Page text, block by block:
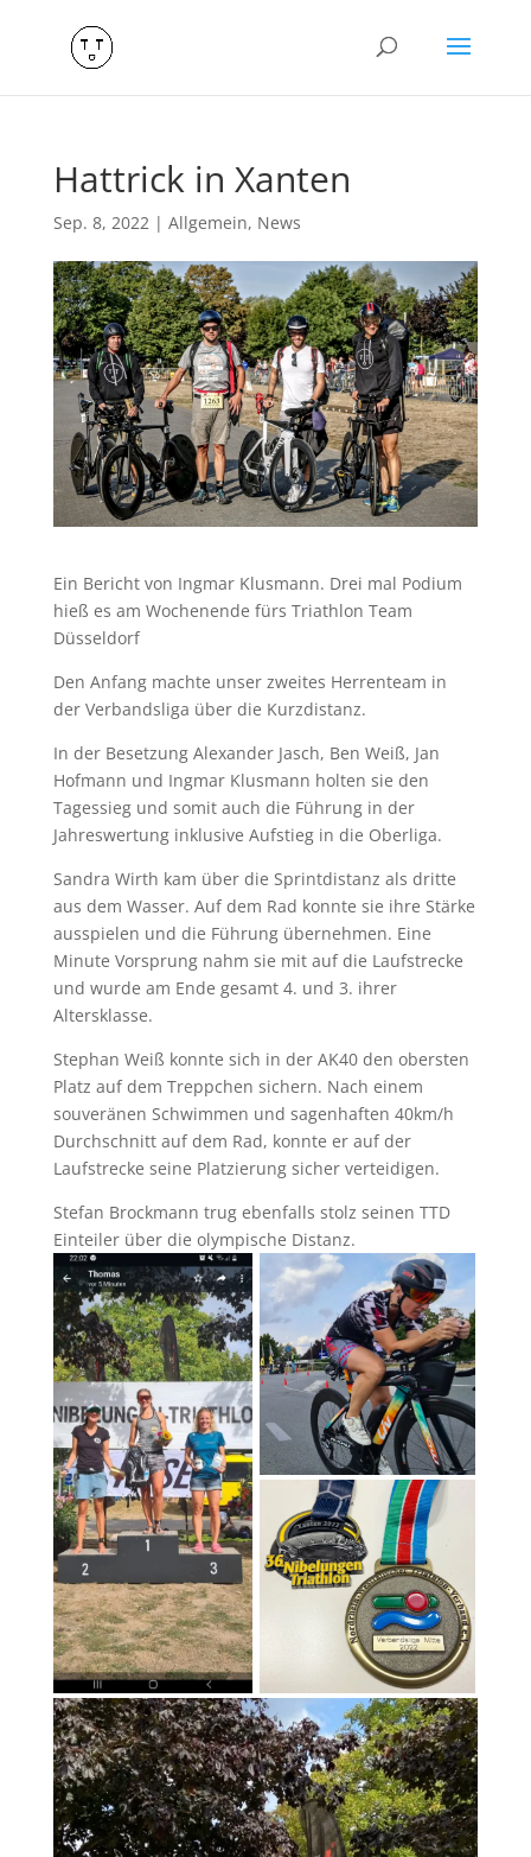
Hattrick in Xanten
Sep. 8, 2022| Allgemein, News
Ein Bericht von Ingmar Klusmann. Drei mal Podium
hieß es am Wochenende fürs Triathlon Team
Düsseldorf
Den Anfang machte unser zweites Herrenteam in
der Verbandsliga über die Kurzdistanz.
In der Besetzung Alexander Jasch, Ben Weiß, Jan
Hofmann und Ingmar Klusmann holten sie den
Tagessieg und somit auch die Führung in der
Jahreswertung inklusive Aufstieg in die Oberliga.
Sandra Wirth kam über die Sprintdistanz als dritte
aus dem Wasser. Auf dem Rad konnte sie ihre Stärke
ausspielen und die Führung übernehmen. Eine
Minute Vorsprung nahm sie mit auf die Laufstrecke
und wurde am Ende gesamt 4. und 3. ihrer
Altersklasse.
Stephan Weiß konnte sich in der AK40 den obersten
Platz auf dem Treppchen sichern. Nach einem
souveränen Schwimmen und sagenhaften 40km/h
Durchschnitt auf dem Rad, konnte er auf der
Laufstrecke seine Platzierung sicher verteidigen.
Stefan Brockmann trug ebenfalls stolz seinen TTD
Einteiler über die olympische Distanz.